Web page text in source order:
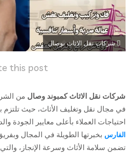
شركات نقل الاثاث بوصال
this post
شركات نقل الاثاث كمبوند وصال من
في مجال نقل وتغليف الأثاث، حيث تلتزم
احتياجات العملاء بأعلى معايير الجودة
الفارس بخبرتها الطويلة في المجال
تضمن سلامة الأثاث وسرعة الإنجاز،